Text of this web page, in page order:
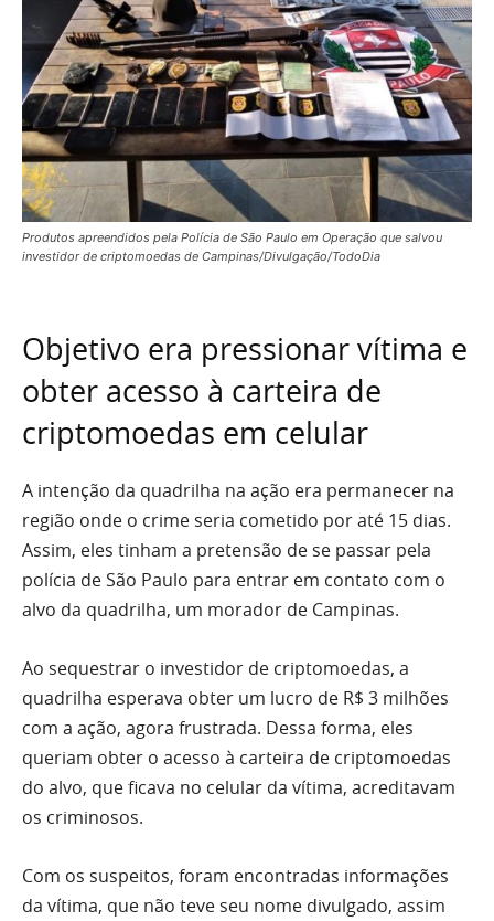
Produtos apreendidos pela Polícia de São Paulo em Operação que salvou
investidor de criptomoedas de Campinas/Divulgação/TodoDia
Objetivo era pressionar vítima e
obter acesso à carteira de
criptomoedas em celular
A intenção da quadrilha na ação era permanecer na
região onde o crime seria cometido por até 15 dias.
Assim, eles tinham a pretensão de se passar pela
polícia de São Paulo para entrar em contato com o
alvo da quadrilha, um morador de Campinas.
Ao sequestrar o investidor de criptomoedas, a
quadrilha esperava obter um lucro de R$ 3 milhões
com a ação, agora frustrada. Dessa forma, eles
queriam obter o acesso à carteira de criptomoedas
do alvo, que ficava no celular da vítima, acreditavam
os criminosos.
Com os suspeitos, foram encontradas informações
da vítima, que não teve seu nome divulgado, assim